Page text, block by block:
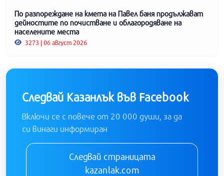
По разпореждане на кмета на Павел баня продължават
дейностите по почистване и облагородяване на
населените места
3273 | 06 август 2026
Следвай Казанлък във Facebook
Включи се с повече от 20 000 души, за да
си винаги информиран
Следвай страницата
kazanlak.com